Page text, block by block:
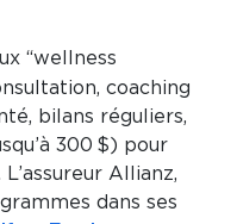
“wellness
coaching
bilans réguliers,
300 $) pour
Allianz,
dans ses